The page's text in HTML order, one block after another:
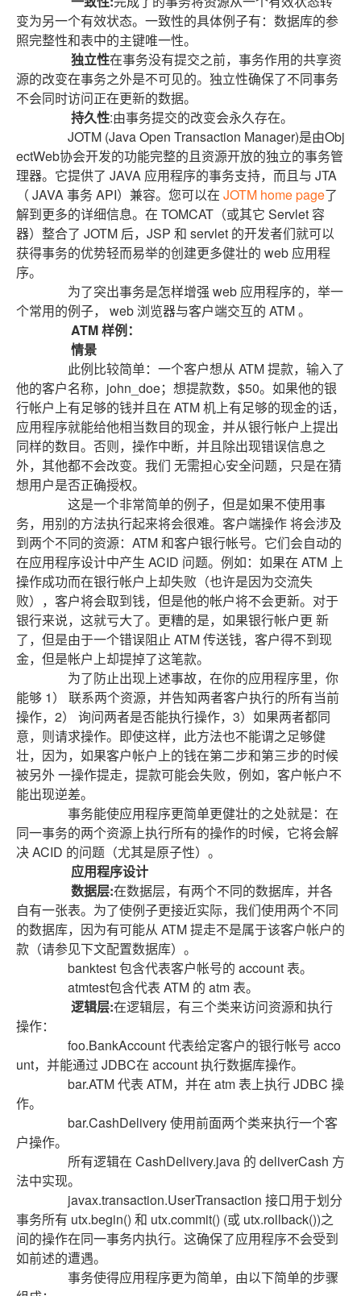
变为另一个有效状态。一致性的具体例子有：数据库的参
照完整性和表中的主键唯一性。
独立性在事务没有提交之前，事务作用的共享资
源的改变在事务之外是不可见的。独立性确保了不同事务
不会同时访问正在更新的数据。
持久性:由事务提交的改变会永久存在。
JOTM (Java Open Transaction Manager)是由Obj
ectWeb协会开发的功能完整的且资源开放的独立的事务管
理器。它提供了 JAVA 应用程序的事务支持，而且与 JTA
（ JAVA 事务 API）兼容。您可以在 JOTM home page了
解到更多的详细信息。在 TOMCAT（或其它 Servlet 容
器）整合了 JOTM 后，JSP 和 servlet 的开发者们就可以
获得事务的优势轻而易举的创建更多健壮的 web 应用程
序。
为了突出事务是怎样增强 web 应用程序的，举一
个常用的例子， web 浏览器与客户端交互的 ATM 。
ATM 样例：
情景
此例比较简单：一个客户想从 ATM 提款，输入了
他的客户名称，john_doe；想提款数，$50。如果他的银
行帐户上有足够的钱并且在 ATM 机上有足够的现金的话，
应用程序就能给他相当数目的现金，并从银行帐户上提出
同样的数目。否则，操作中断，并且除出现错误信息之
外，其他都不会改变。我们 无需担心安全问题，只是在猜
想用户是否正确授权。
这是一个非常简单的例子，但是如果不使用事
务，用别的方法执行起来将会很难。客户端操作 将会涉及
到两个不同的资源：ATM 和客户银行帐号。它们会自动的
在应用程序设计中产生 ACID 问题。例如：如果在 ATM 上
操作成功而在银行帐户上却失败（也许是因为交流失
败），客户将会取到钱，但是他的帐户将不会更新。对于
银行来说，这就亏大了。更糟的是，如果银行帐户更 新
了，但是由于一个错误阻止 ATM 传送钱，客户得不到现
金，但是帐户上却提掉了这笔款。
为了防止出现上述事故，在你的应用程序里，你
能够 1） 联系两个资源，并告知两者客户执行的所有当前
操作，2） 询问两者是否能执行操作，3）如果两者都同
意，则请求操作。即使这样，此方法也不能谓之足够健
壮，因为，如果客户帐户上的钱在第二步和第三步的时候
被另外 一操作提走，提款可能会失败，例如，客户帐户不
能出现逆差。
事务能使应用程序更简单更健壮的之处就是：在
同一事务的两个资源上执行所有的操作的时候，它将会解
决 ACID 的问题（尤其是原子性）。
应用程序设计
数据层:在数据层，有两个不同的数据库，并各
自有一张表。为了使例子更接近实际，我们使用两个不同
的数据库，因为有可能从 ATM 提走不是属于该客户帐户的
款（请参见下文配置数据库）。
banktest 包含代表客户帐号的 account 表。
atmtest包含代表 ATM 的 atm 表。
逻辑层:在逻辑层，有三个类来访问资源和执行
操作：
foo.BankAccount 代表给定客户的银行帐号 acco
unt，并能通过 JDBC在 account 执行数据库操作。
bar.ATM 代表 ATM，并在 atm 表上执行 JDBC 操
作。
bar.CashDelivery 使用前面两个类来执行一个客
户操作。
所有逻辑在 CashDelivery.java 的 deliverCash 方
法中实现。
javax.transaction.UserTransaction 接口用于划分
事务所有 utx.begin() 和 utx.commit() (或 utx.rollback())之
间的操作在同一事务内执行。这确保了应用程序不会受到
如前述的遭遇。
事务使得应用程序更为简单，由以下简单的步骤